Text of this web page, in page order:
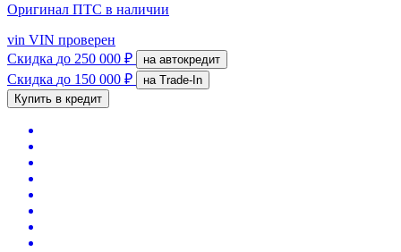
Оригинал ПТС в наличии
vin VIN проверен
Скидка до 250 000 ₽ на автокредит
Скидка до 150 000 ₽
на Trade-In
Купить в кредит